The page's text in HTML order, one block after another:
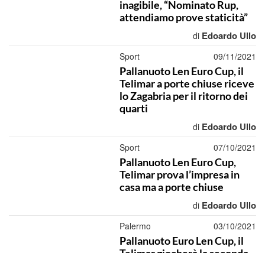
inagibile, “Nominato Rup,
attendiamo prove staticità”
di Edoardo Ullo
Sport 09/11/2021
Pallanuoto Len Euro Cup, il
Telimar a porte chiuse riceve
lo Zagabria per il ritorno dei
quarti
di Edoardo Ullo
Sport 07/10/2021
Pallanuoto Len Euro Cup,
Telimar prova l’impresa in
casa ma a porte chiuse
di Edoardo Ullo
Palermo 03/10/2021
Pallanuoto Euro Len Cup, il